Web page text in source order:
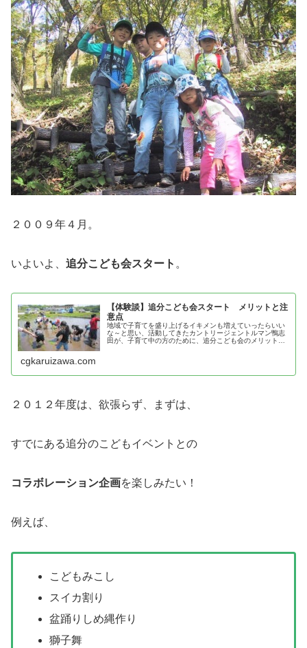
２００９年４月。
いよいよ、 追分こども会スタート 。
【体験談】追分こども会スタート メリットと注
意点
地域で子育てを盛り上げるイキメンも増えていったらいい
な～と思い、活動してきたカントリージェントルマン鴨志
田が、子育て中の方のために、追分こども会のメリットと
cgkaruizawa.com
２０１２年度は、欲張らず、まずは、
すでにある追分のこどもイベントとの
コラボレーション企画を楽しみたい！
例えば、
こどもみこし
スイカ割り
盆踊りしめ縄作り
獅子舞